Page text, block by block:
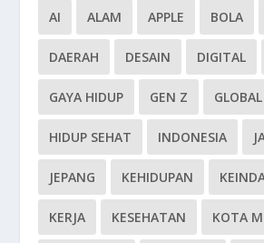
AI ALAM APPLE BOLA
DAERAH DESAIN DIGITAL
GAYA HIDUP GEN Z GLOBAL
HIDUP SEHAT INDONESIA
JEPANG KEHIDUPAN
KERJA KESEHATAN KOTA